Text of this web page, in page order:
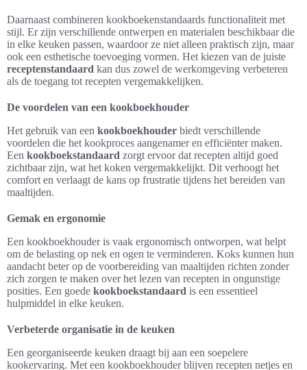
Daarnaast combineren kookboekenstandaards functionaliteit met
stijl. Er zijn verschillende ontwerpen en materialen beschikbaar die
in elke keuken passen, waardoor ze niet alleen praktisch zijn, maar
ook een esthetische toevoeging vormen. Het kiezen van de juiste
receptenstandaard kan dus zowel de werkomgeving verbeteren
als de toegang tot recepten vergemakkelijken.
De voordelen van een kookboekhouder
Het gebruik van een kookboekhouder biedt verschillende
voordelen die het kookproces aangenamer en efficiënter maken.
Een kookboekstandaard zorgt ervoor dat recepten altijd goed
zichtbaar zijn, wat het koken vergemakkelijkt. Dit verhoogt het
comfort en verlaagt de kans op frustratie tijdens het bereiden van
maaltijden.
Gemak en ergonomie
Een kookboekhouder is vaak ergonomisch ontworpen, wat helpt
om de belasting op nek en ogen te verminderen. Koks kunnen hun
aandacht beter op de voorbereiding van maaltijden richten zonder
zich zorgen te maken over het lezen van recepten in ongunstige
posities. Een goede kookboekstandaard is een essentieel
hulpmiddel in elke keuken.
Verbeterde organisatie in de keuken
Een georganiseerde keuken draagt bij aan een soepelere
kookervaring. Met een kookboekhouder blijven recepten netjes en